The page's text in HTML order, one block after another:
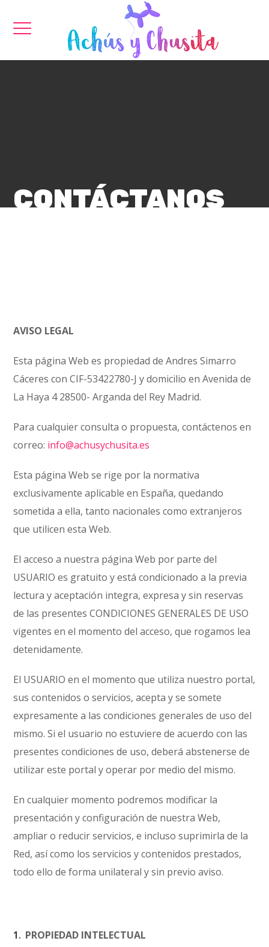
CONTÁCTANOS
AVISO LEGAL
Esta página Web es propiedad deAndres Simarro
CáceresconCIF-53422780-Jy domicilio enAvenida de
La Haya 4 28500- Arganda del Rey Madrid.
Para cualquier consulta o propuesta, contáctenos en
correo: info@achusychusita.es
Esta página Web se rige por la normativa
exclusivamente aplicable en España, quedando
sometida a ella, tanto nacionales como extranjeros
que utilicen esta Web.
El acceso a nuestra página Web por parte del
USUARIO es gratuito y está condicionado a la previa
lectura y aceptación integra, expresa y sin reservas
de las presentes CONDICIONES GENERALES DE USO
vigentes en el momento del acceso, que rogamos lea
detenidamente.
El USUARIO en el momento que utiliza nuestro portal,
sus contenidos o servicios, acepta y se somete
expresamente a las condiciones generales de uso del
mismo. Si el usuario no estuviere de acuerdo con las
presentes condiciones de uso, deberá abstenerse de
utilizar este portal y operar por medio del mismo.
En cualquier momento podremos modificar la
presentación y configuración de nuestra Web,
ampliar o reducir servicios, e incluso suprimirla de la
Red, así como los servicios y contenidos prestados,
todo ello de forma unilateral y sin previo aviso.
PROPIEDAD INTELECTUAL